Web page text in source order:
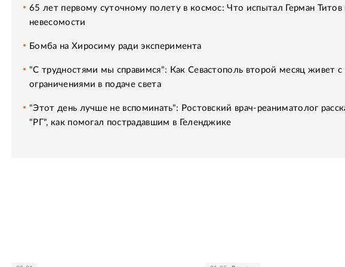
65 лет первому суточному полету в космос: Что испытал Герман Титов
невесомости
Бомба на Хиросиму ради эксперимента
"С трудностями мы справимся": Как Севастополь второй месяц живет с
ограничениями в подаче света
"Этот день лучше не вспоминать": Ростовский врач-реаниматолог
"РГ", как помогал пострадавшим в Геленджике